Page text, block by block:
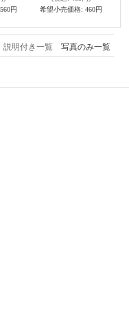
560円
希望小売価格: 460円
説明付き一覧 写真のみ一覧